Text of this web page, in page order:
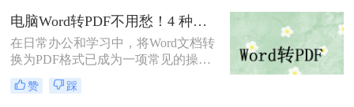
种免费转换方法，助你高效完成转
换。
电脑Word转PDF不用愁！4 种转换方法还能压缩文件体积！
在日常办公和学习中，将Word文档转
换为PDF格式已成为一项常见的操
作。PDF格式以其高度的兼容性、稳
定性和安全性，在文档分享、分发和
赞 踩